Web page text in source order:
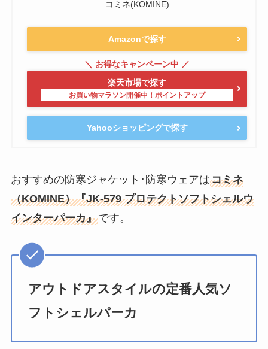
コミネ(KOMINE)
Amazonで探す
楽天市場で探す
Yahooショッピングで探す
おすすめの防寒ジャケット･防寒ウェアはコミネ
（KOMINE）『JK-579 プロテクトソフトシェルウ
インターパーカ』です。
アウトドアスタイルの定番人気ソ
フトシェルパーカ